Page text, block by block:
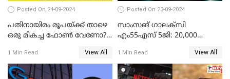
Posted On 24-09-2024
പതിനായിരം രൂപയ്ക്ക് താഴെ
ഒരു മികച്ച ഫോൺ വേണോ?
അവതരിപ്പിച്ചു
1 Min Read View All
Posted On 23-09-2024
സാംസങ് ഗാലക്സി
എം55എസ് 5ജി: 20,000
മികച്ച സ്മാർട്ട്ഫോൺ
1 Min Read View All